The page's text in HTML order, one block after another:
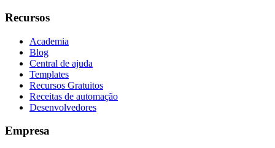
Recursos
Academia
Blog
Central de ajuda
Templates
Recursos Gratuitos
Receitas de automação
Desenvolvedores
Empresa